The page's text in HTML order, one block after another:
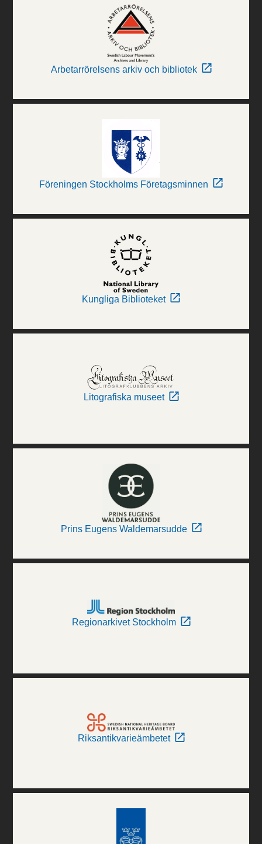
Arbetarrörelsens arkiv och bibliotek
Föreningen Stockholms Företagsminnen
Kungliga Biblioteket
Litografiska museet
Prins Eugens Waldemarsudde
Regionarkivet Stockholm
Riksantikvarieämbetet